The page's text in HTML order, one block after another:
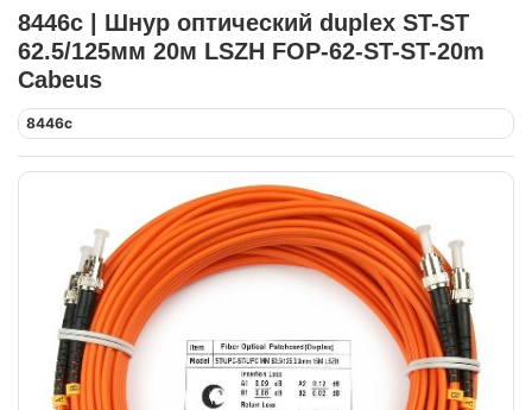
8446c | Шнур оптический duplex ST-ST
62.5/125мм 20м LSZH FOP-62-ST-ST-20m
Cabeus
8446c